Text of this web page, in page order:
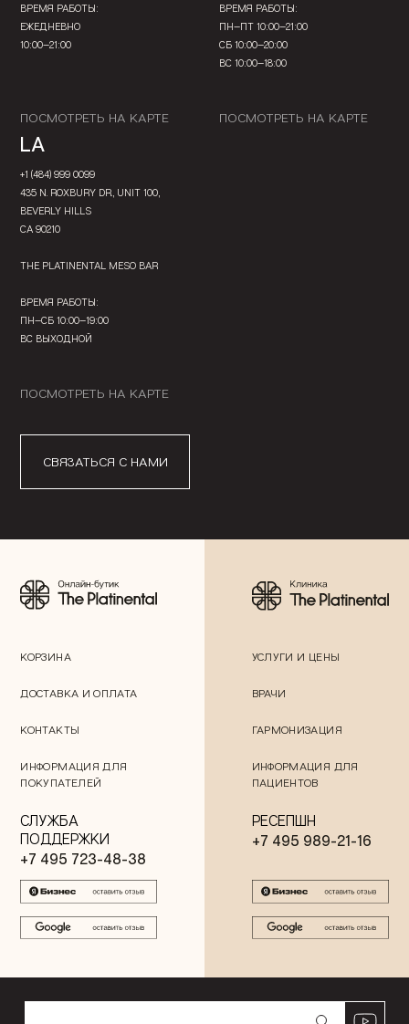
ВРЕМЯ РАБОТЫ:
ЕЖЕДНЕВНО
10:00—21:00
ПОСМОТРЕТЬ НА КАРТЕ
ВРЕМЯ РАБОТЫ:
ПН—ПТ 10:00—21:00
СБ 10:00—20:00
ВС 10:00—18:00
ПОСМОТРЕТЬ НА КАРТЕ
LA
+1 (484) 999 0099
435 N. ROXBURY DR., UNIT 100,
BEVERLY HILLS
CA 90210
THE PLATINENTAL MESO BAR
ВРЕМЯ РАБОТЫ:
ПН—СБ 10:00—19:00
ВС ВЫХОДНОЙ
ПОСМОТРЕТЬ НА КАРТЕ
СВЯЗАТЬСЯ С НАМИ
КОРЗИНА
ДОСТАВКА И ОПЛАТА
КОНТАКТЫ
ИНФОРМАЦИЯ ДЛЯ
ПОКУПАТЕЛЕЙ
СЛУЖБА
ПОДДЕРЖКИ
+7 495 723-48-38
УСЛУГИ И ЦЕНЫ
ВРАЧИ
ГАРМОНИЗАЦИЯ
ИНФОРМАЦИЯ ДЛЯ
ПАЦИЕНТОВ
РЕСЕПШН
+7 495 989-21-16